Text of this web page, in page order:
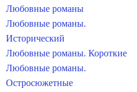
Любовные романы
Любовные романы.
Исторический
Любовные романы. Короткие
Любовные романы.
Остросюжетные